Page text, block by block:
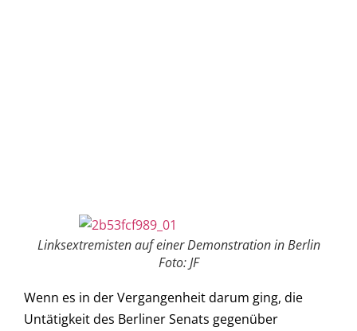
Linksextremisten auf einer Demonstration in Berlin
Foto: JF
Wenn es in der Vergangenheit darum ging, die
Untätigkeit des Berliner Senats gegenüber